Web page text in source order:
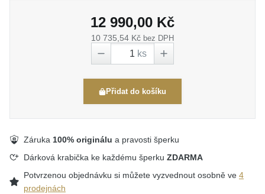
12 990,00 Kč
10 735,54 Kč bez DPH
ks
Přidat do košíku
Záruka 100% originálu a pravosti šperku
Dárková krabička ke každému šperku ZDARMA
Potvrzenou objednávku si můžete vyzvednout osobně ve 4
prodejnách